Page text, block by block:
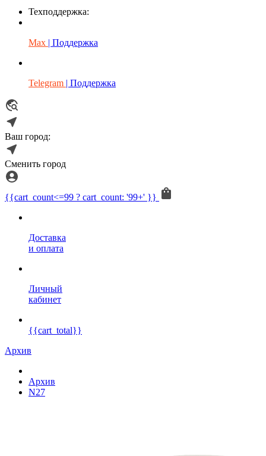
Техподдержка:
Max | Поддержка
Telegram | Поддержка
Ваш город:
Сменить город
{{cart_count<=99 ? cart_count: '99+' }}
Доставка
и оплата
Личный
кабинет
{{cart_total}}
Архив
Архив
N27